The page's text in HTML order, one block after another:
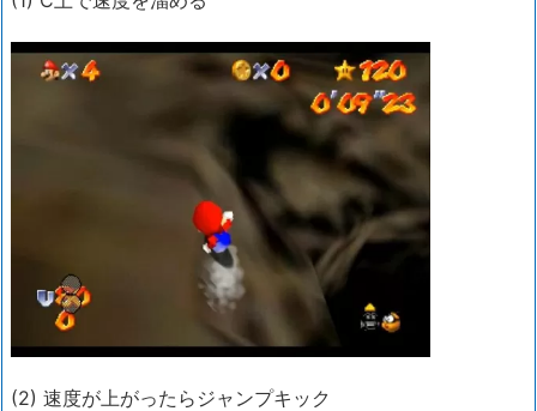
(2) 速度が上がったらジャンプキック